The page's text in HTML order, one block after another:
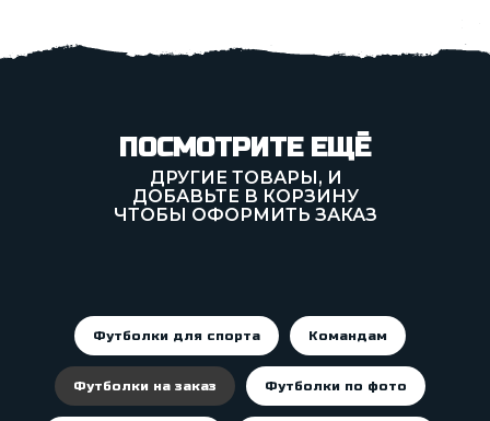
ПОСМОТРИТЕ ЕЩЁ
ДРУГИЕ ТОВАРЫ, И
ДОБАВЬТЕ В КОРЗИНУ
ЧТОБЫ ОФОРМИТЬ ЗАКАЗ
Футболки для спорта Командам
Футболки на заказ Футболки по фото